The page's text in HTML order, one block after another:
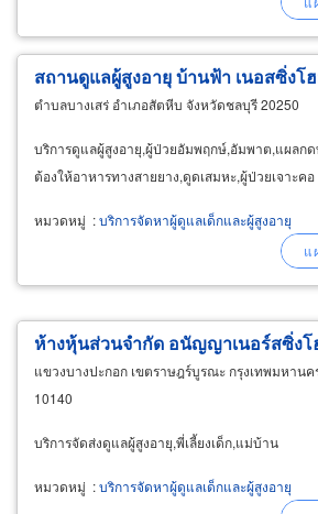
สถานดูแลผู้สูงอายุ บ้านฟ้า เนอสซิ่งโ
ตำบลบางเสร่ อำเภอสัตหีบ จังหวัดชลบุรี 20250
บริการดูแลผู้สูงอายุ,ผู้ป่วยอัมพฤกษ์,อัมพาต,แผลก
ต้องให้อาหารทางสายยาง,ดูดเสมหะ,ผู้ป่วยเจาะคอ
หมวดหมู่ :บริการจัดหาผู้ดูแลเด็กและผู้สูงอายุ
ห้างหุ้นส่วนจำกัด อนัญญาเนอร์สซิ่งโ
แขวงบางปะกอก เขตราษฎร์บูรณะ กรุงเทพมหานค
10140
บริการจัดส่งดูแลผู้สูงอายุ,พี่เลี้ยงเด็ก,แม่บ้าน
หมวดหมู่ :บริการจัดหาผู้ดูแลเด็กและผู้สูงอายุ